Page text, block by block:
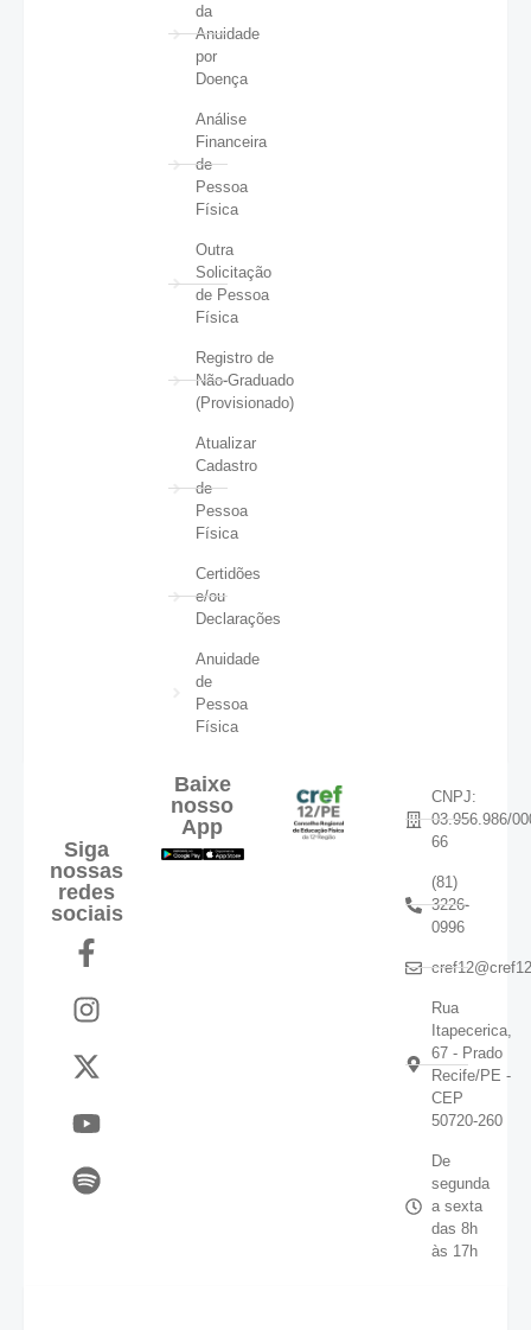
da
Anuidade
por
Doença
Análise
Financeira
de
Pessoa
Física
Outra
Solicitação
de Pessoa
Física
Registro de
Não-Graduado
(Provisionado)
Atualizar
Cadastro
de
Pessoa
Física
Certidões
e/ou
Declarações
Anuidade
de
Pessoa
Física
Siga
nossas
redes
sociais
Baixe
nosso
App
CNPJ:
03.956.986/
66
(81)
3226-
0996
Rua
Itapecerica,
67 - Prado
Recife/PE -
CEP
50720-260
De
segunda
a sexta
das 8h
às 17h